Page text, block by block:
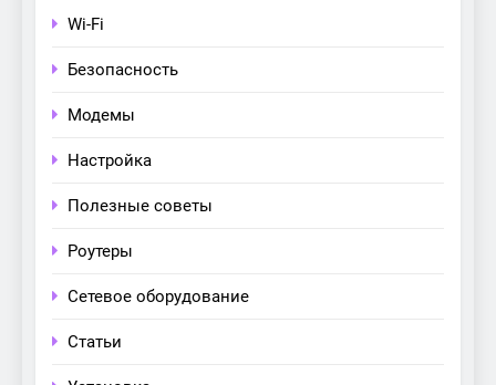
Wi-Fi
Безопасность
Модемы
Настройка
Полезные советы
Роутеры
Сетевое оборудование
Статьи